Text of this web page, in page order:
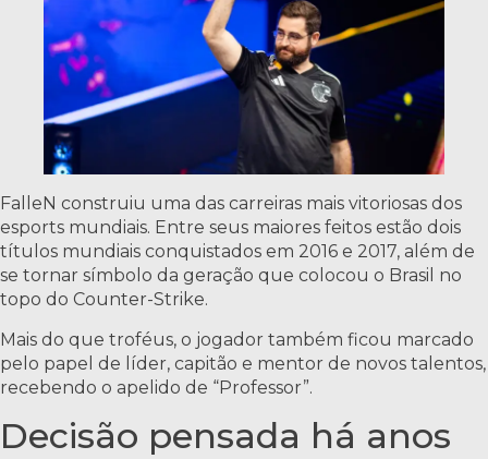
FalleN construiu uma das carreiras mais vitoriosas dos
esports mundiais. Entre seus maiores feitos estão dois
títulos mundiais conquistados em 2016 e 2017, além de
se tornar símbolo da geração que colocou o Brasil no
topo do Counter-Strike.
Mais do que troféus, o jogador também ficou marcado
pelo papel de líder, capitão e mentor de novos talentos,
recebendo o apelido de “Professor”.
Decisão pensada há anos